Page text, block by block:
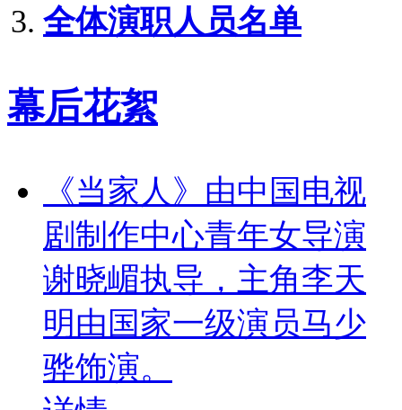
全体演职人员名单
幕后花絮
《当家人》由中国电视
剧制作中心青年女导演
谢晓嵋执导，主角李天
明由国家一级演员马少
骅饰演。